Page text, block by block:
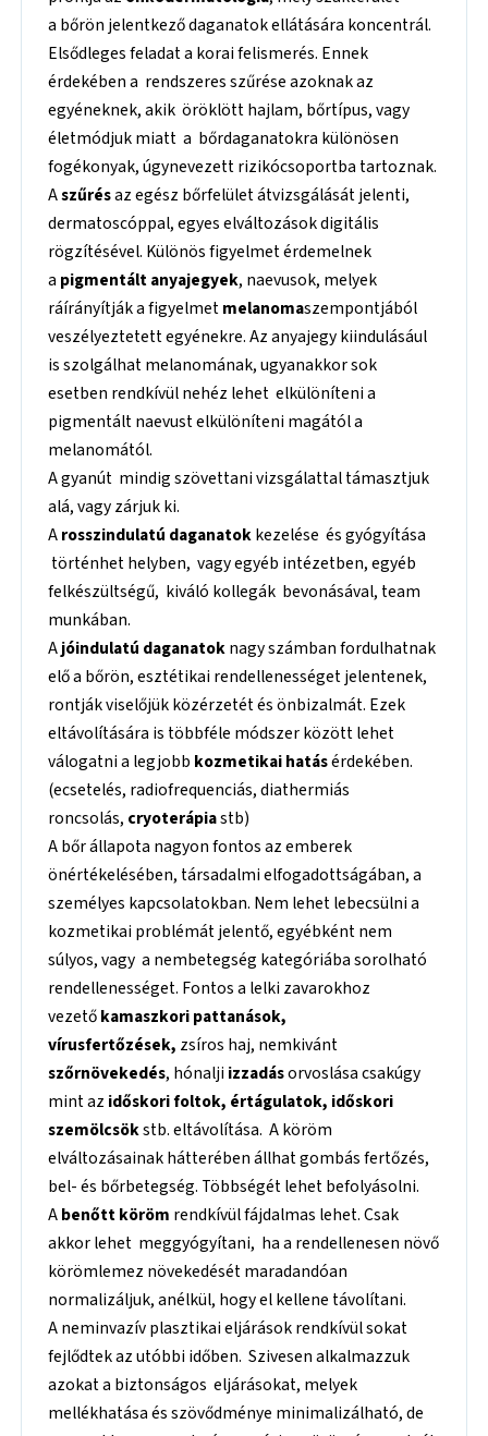
a bőrön jelentkező daganatok ellátására koncentrál.
Elsődleges feladat a korai felismerés. Ennek
érdekében a rendszeres szűrése azoknak az
egyéneknek, akik öröklött hajlam, bőrtípus, vagy
életmódjuk miatt a bőrdaganatokra különösen
fogékonyak, úgynevezett rizikócsoportba tartoznak.
Aszűrésaz egész bőrfelület átvizsgálását jelenti,
dermatoscóppal, egyes elváltozások digitális
rögzítésével. Különös figyelmet érdemelnek
a pigmentált anyajegyek, naevusok, melyek
ráírányítják a figyelmetmelanomaszempontjából
veszélyeztetett egyénekre. Az anyajegy kiindulásául
is szolgálhat melanomának, ugyanakkor sok
esetben rendkívül nehéz lehet elkülöníteni a
pigmentált naevust elkülöníteni magától a
melanomától.
A gyanút mindig szövettani vizsgálattal támasztjuk
alá, vagy zárjuk ki.
Arosszindulatú daganatokkezelése és gyógyítása
történhet helyben, vagy egyéb intézetben, egyéb
felkészültségű, kiváló kollegák bevonásával, team
munkában.
Ajóindulatú daganatoknagy számban fordulhatnak
elő a bőrön, esztétikai rendellenességet jelentenek,
rontják viselőjük közérzetét és önbizalmát. Ezek
eltávolítására is többféle módszer között lehet
válogatni a legjobb kozmetikai hatásérdekében.
(ecsetelés, radiofrequenciás, diathermiás
roncsolás, cryoterápiastb)
A bőr állapota nagyon fontos az emberek
önértékelésében, társadalmi elfogadottságában, a
személyes kapcsolatokban. Nem lehet lebecsülni a
kozmetikai problémát jelentő, egyébként nem
súlyos, vagy a nembetegség kategóriába sorolható
rendellenességet. Fontos a lelki zavarokhoz
vezetőkamaszkori pattanások,
vírusfertőzések, zsíros haj, nemkivánt
szőrnövekedés, hónalji izzadásorvoslása csakúgy
mint az időskori foltok, értágulatok, időskori
szemölcsökstb. eltávolítása. A köröm
elváltozásainak hátterében állhat gombás fertőzés,
bel- és bőrbetegség. Többségét lehet befolyásolni.
Abenőtt köröm rendkívül fájdalmas lehet. Csak
akkor lehet meggyógyítani, ha a rendellenesen növő
körömlemez növekedését maradandóan
normalizáljuk, anélkül, hogy el kellene távolítani.
A neminvazív plasztikai eljárások rendkívül sokat
fejlődtek az utóbbi időben. Szivesen alkalmazzuk
azokat a biztonságos eljárásokat, melyek
mellékhatása és szövődménye minimalizálható, de